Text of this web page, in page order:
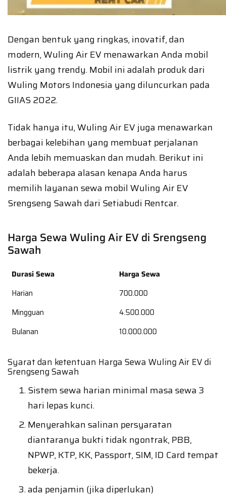
Dengan bentuk yang ringkas, inovatif, dan
modern, Wuling Air EV menawarkan Anda mobil
listrik yang trendy. Mobil ini adalah produk dari
Wuling Motors Indonesia yang diluncurkan pada
GIIAS 2022.
Tidak hanya itu, Wuling Air EV juga menawarkan
berbagai kelebihan yang membuat perjalanan
Anda lebih memuaskan dan mudah. Berikut ini
adalah beberapa alasan kenapa Anda harus
memilih layanan sewa mobil Wuling Air EV
Srengseng Sawah dari Setiabudi Rentcar.
Harga Sewa Wuling Air EV di Srengseng
Sawah
Durasi Sewa
Harga Sewa
Harian
700.000
Mingguan
4.500.000
Bulanan
10.000.000
Syarat dan ketentuan Harga Sewa Wuling Air EV di
Srengseng Sawah
Sistem sewa harian minimal masa sewa 3
hari lepas kunci.
Menyerahkan salinan persyaratan
diantaranya bukti tidak ngontrak, PBB,
NPWP, KTP, KK, Passport, SIM, ID Card tempat
bekerja.
ada penjamin (jika diperlukan)